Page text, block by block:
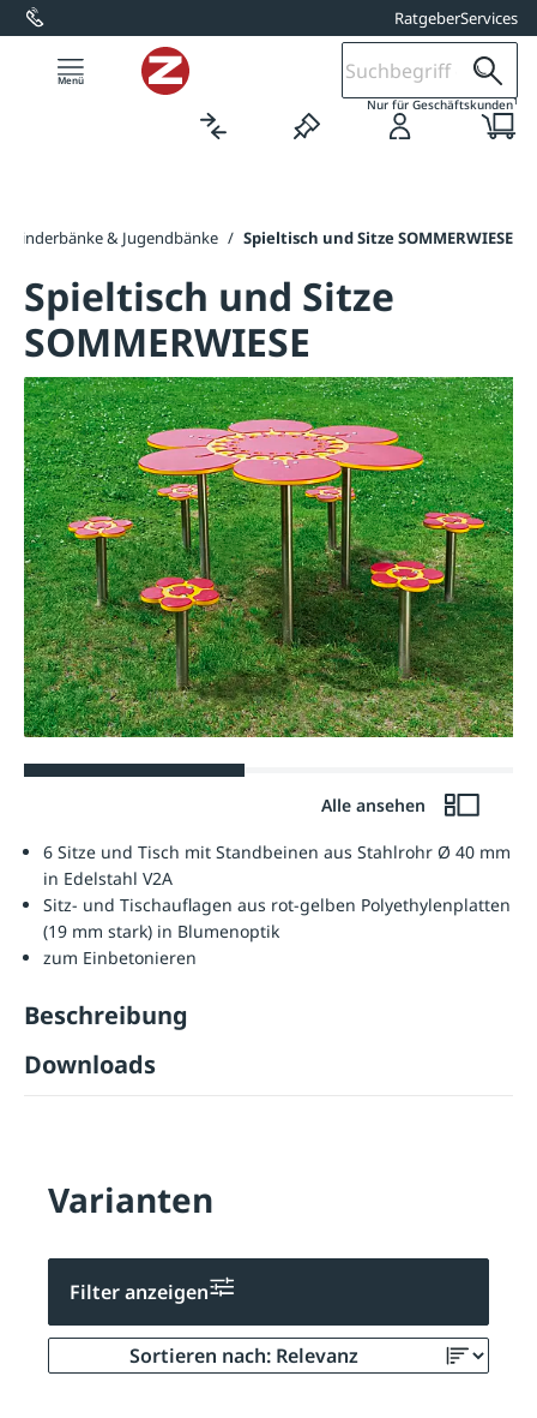
springen RatgeberServices
Nur für Geschäftskunden1
Kinderbänke & Jugendbänke / Spieltisch und Sitze SOMMERWIESE
Spieltisch und Sitze
SOMMERWIESE
Alle ansehen
6 Sitze und Tisch mit Standbeinen aus Stahlrohr Ø 40 mm
in Edelstahl V2A
Sitz- und Tischauflagen aus rot-gelben Polyethylenplatten
(19 mm stark) in Blumenoptik
zum Einbetonieren
Beschreibung
Downloads
Varianten
Filter anzeigen